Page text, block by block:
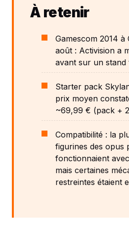
À retenir
Gamescom 2014 à
août : Activision a
avant sur un stand
Starter pack
prix moyen
~69,99 € (pack +
Compatibilité : la
figurines des opus
fonctionnaient
mais certaines
restreintes étaient